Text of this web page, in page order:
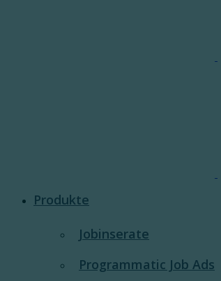
Produkte
Jobinserate
Programmatic Job Ads